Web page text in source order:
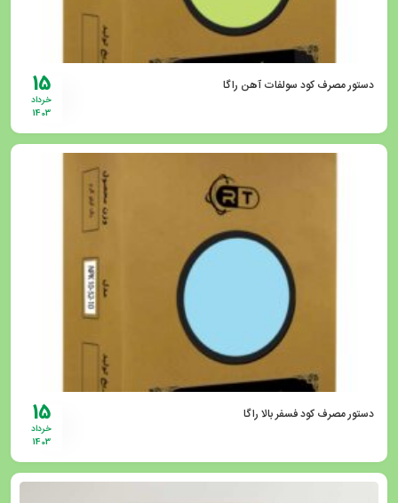
15
خرداد
1403
دستور مصرف کود سولفات آهن راگا
15
خرداد
1403
دستور مصرف کود فسفر بالا راگا